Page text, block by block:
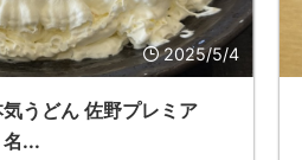
2025/5/4
気うどん 佐野プレミア
...